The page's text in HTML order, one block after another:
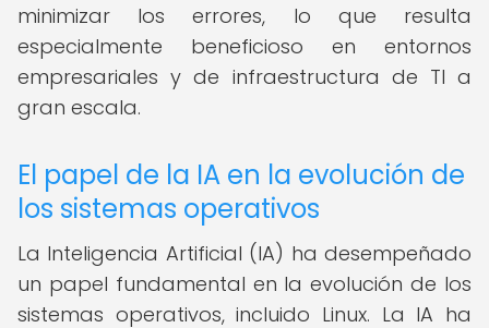
minimizar los errores, lo que resulta
especialmente beneficioso en entornos
empresariales y de infraestructura de TI a
gran escala.
El papel de la IA en la evolución de
los sistemas operativos
La Inteligencia Artificial (IA) ha desempeñado
un papel fundamental en la evolución de los
sistemas operativos, incluido Linux. La IA ha